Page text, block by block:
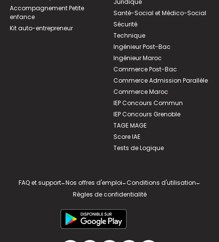
Accompagnement Petite
enfance
Kit auto-entrepreneur
Santé-Social et Médico-Social
Sécurité
Technique
Ingénieur Post-Bac
Ingénieur Maroc
Commerce Post-Bac
Commerce Admission Parallèle
Commerce Maroc
IEP Concours Commun
IEP Concours Grenoble
TAGE MAGE
Score IAE
Tests de Logique
FAQ et support-Nos offres d'emploi-Conditions d'utilisation-
Règles de confidentialité